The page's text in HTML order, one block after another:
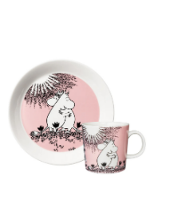
ムーミン クラシック マグ 0.3L
＆プレート 19cmセット Love
30周年
￥8,250
(税込)